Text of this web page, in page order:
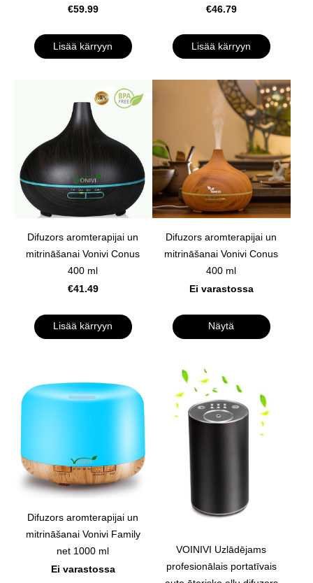
€59.99
Lisää kärryyn
€46.79
Lisää kärryyn
Difuzors aromterapijai un
mitrināšanai Vonivi Conus
400 ml
€41.49
Lisää kärryyn
Difuzors aromterapijai un
mitrināšanai Vonivi Conus
400 ml
Ei varastossa
Näytä
Difuzors aromterapijai un
mitrināšanai Vonivi Family
net 1000 ml
Ei varastossa
VOINIVI Uzlādējams
profesionālais portatīvais